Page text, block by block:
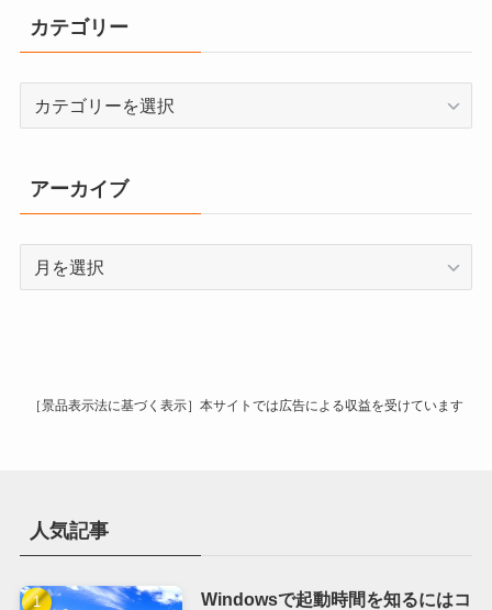
カテゴリー
ー
アーカイブ
［景品表示法に基づく表示］本サイトでは広告による収益を受けています
人気記事
Windowsで起動時間を知るにはコ